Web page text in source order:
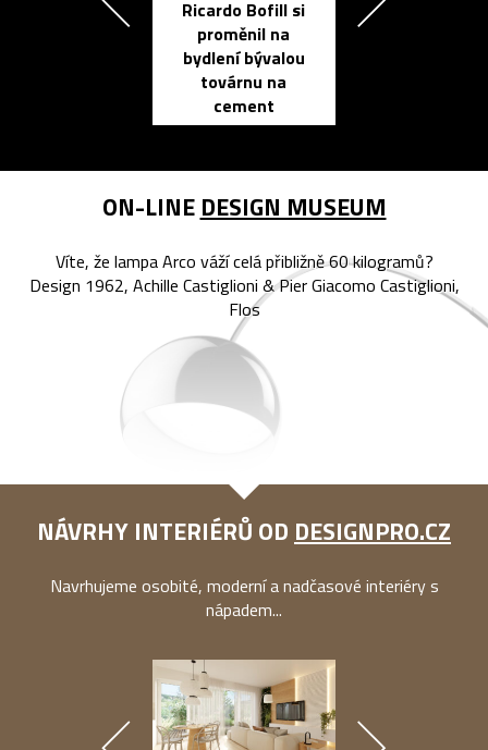
Ricardo Bofill si
proměnil na
bydlení bývalou
továrnu na
cement
ON-LINE DESIGN MUSEUM
Víte, že lampa Arco váží celá přibližně 60 kilogramů?
Design 1962, Achille Castiglioni & Pier Giacomo Castiglioni,
Flos
NÁVRHY INTERIÉRŮ OD DESIGNPRO.CZ
Navrhujeme osobité, moderní a nadčasové interiéry s
nápadem...